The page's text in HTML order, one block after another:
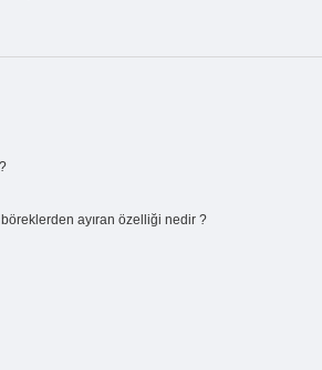
ayıran özelliği nedir ?